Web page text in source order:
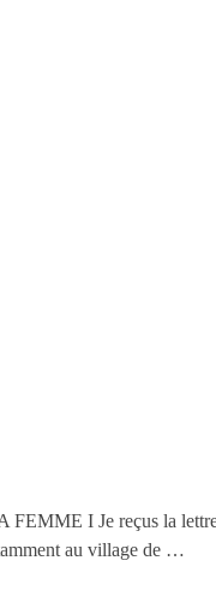
FEMME I Je reçus la
au village de …